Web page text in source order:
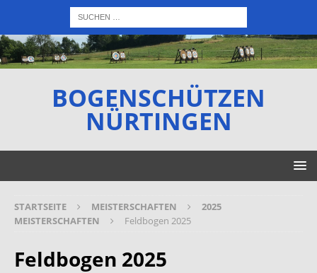
BOGENSCHÜTZEN
NÜRTINGEN
STARTSEITE MEISTERSCHAFTEN
2025
MEISTERSCHAFTEN
Feldbogen 2025
Feldbogen 2025